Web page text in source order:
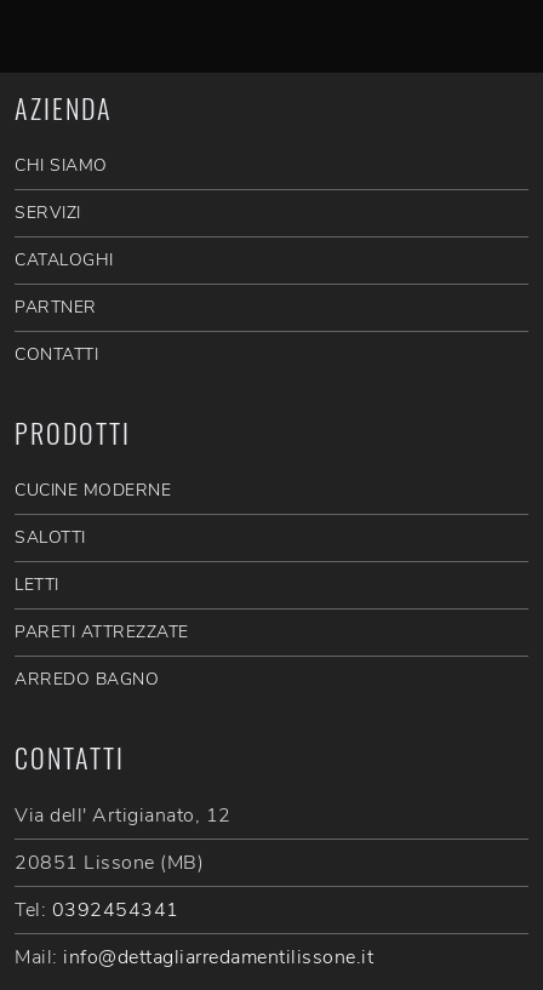
AZIENDA
CHI SIAMO
SERVIZI
CATALOGHI
PARTNER
CONTATTI
PRODOTTI
CUCINE MODERNE
SALOTTI
LETTI
PARETI ATTREZZATE
ARREDO BAGNO
CONTATTI
Via dell' Artigianato, 12
20851 Lissone (MB)
Tel: 0392454341
Mail: info@dettagliarredamentilissone.it